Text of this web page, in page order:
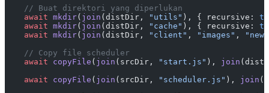
    // Buat direktori yang diperlukan
    await
mkdir( join (distDir, "utils" ), { recursive:
    await
mkdir( join (distDir, "cache" ), { recursive:
    await
mkdir( join (distDir, "client" , "images" ,
    // Copy file scheduler
    await
copyFile ( join (srcDir, "start.js" ), join
    await
copyFile ( join (srcDir, "scheduler.js" ), join